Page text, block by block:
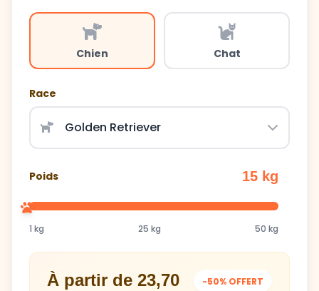
Chien Chat
Race
Poids 15 kg
1 kg 25 kg 50 kg
À partir de 23,70
-50% OFFERT